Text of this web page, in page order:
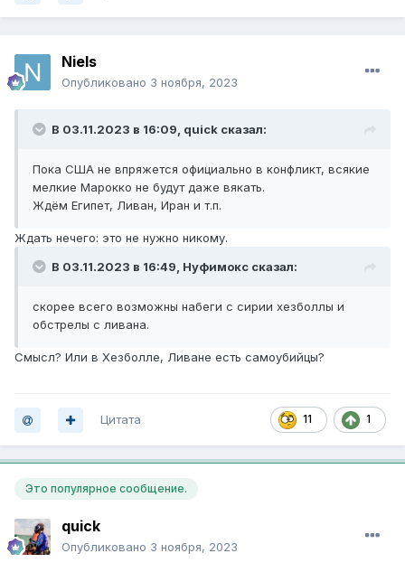
Niels
Опубликовано 3 ноября, 2023
В 03.11.2023 в 16:09, quick сказал:
Пока США не впряжется официально в конфликт, всякие
мелкие Марокко не будут даже вякать.
Ждём Египет, Ливан, Иран и т.п.
Ждать нечего: это не нужно никому.
В 03.11.2023 в 16:49, Нуфимокс сказал:
скорее всего возможны набеги с сирии хезболлы и
обстрелы с ливана.
Смысл? Или в Хезболле, Ливане есть самоубийцы?
11 1
Цитата
Это популярное сообщение.
quick
Опубликовано 3 ноября, 2023